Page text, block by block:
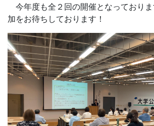
今年度も全２回の開催となっており
加をお待ちしております！